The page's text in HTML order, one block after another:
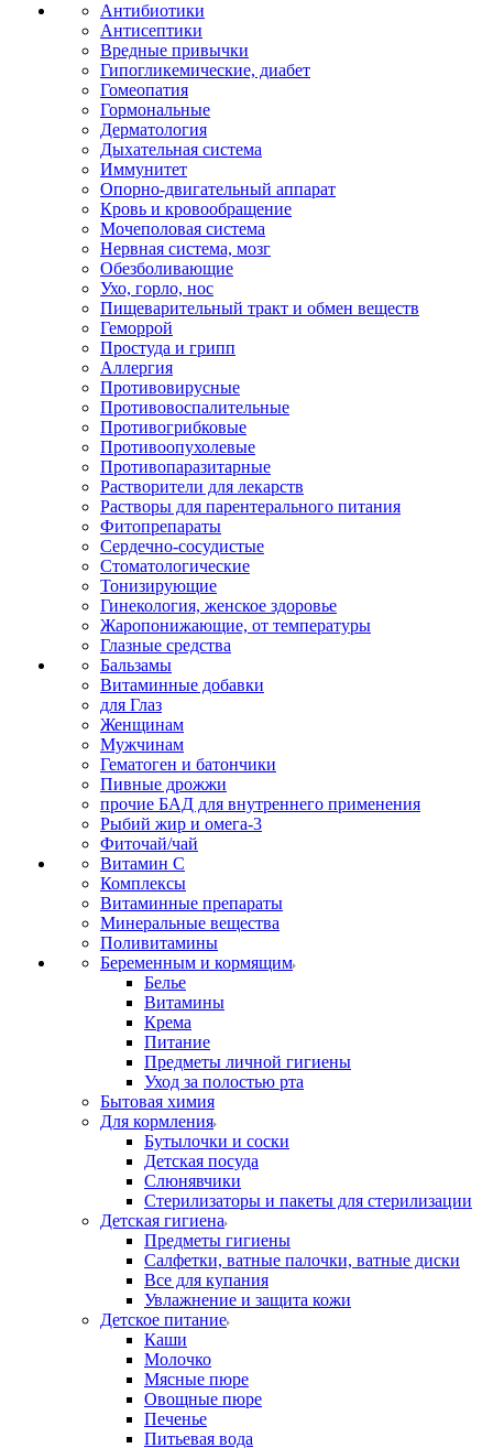
Антибиотики
Антисептики
Вредные привычки
Гипогликемические, диабет
Гомеопатия
Гормональные
Дерматология
Дыхательная система
Иммунитет
Опорно-двигательный аппарат
Кровь и кровообращение
Мочеполовая система
Нервная система, мозг
Обезболивающие
Ухо, горло, нос
Пищеварительный тракт и обмен веществ
Геморрой
Простуда и грипп
Аллергия
Противовирусные
Противовоспалительные
Противогрибковые
Противоопухолевые
Противопаразитарные
Растворители для лекарств
Растворы для парентерального питания
Фитопрепараты
Сердечно-сосудистые
Стоматологические
Тонизирующие
Гинекология, женское здоровье
Жаропонижающие, от температуры
Глазные средства
Бальзамы
Витаминные добавки
для Глаз
Женщинам
Мужчинам
Гематоген и батончики
Пивные дрожжи
прочие БАД для внутреннего применения
Рыбий жир и омега-3
Фиточай/чай
Витамин С
Комплексы
Витаминные препараты
Минеральные вещества
Поливитамины
Беременным и кормящим
Белье
Витамины
Крема
Питание
Предметы личной гигиены
Уход за полостью рта
Бытовая химия
Для кормления
Бутылочки и соски
Детская посуда
Слюнявчики
Стерилизаторы и пакеты для стерилизации
Детская гигиена
Предметы гигиены
Салфетки, ватные палочки, ватные диски
Все для купания
Увлажнение и защита кожи
Детское питание
Каши
Молочко
Мясные пюре
Овощные пюре
Печенье
Питьевая вода